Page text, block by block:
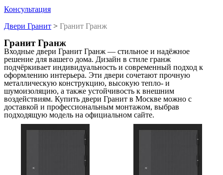
Консультация
Двери Гранит > Гранит Гранж
Гранит Гранж
Входные двери Гранит Гранж — стильное и надёжное
решение для вашего дома. Дизайн в стиле гранж
подчёркивает индивидуальность и современный подход к
оформлению интерьера. Эти двери сочетают прочную
металлическую конструкцию, высокую тепло- и
шумоизоляцию, а также устойчивость к внешним
воздействиям. Купить двери Гранит в Москве можно с
доставкой и профессиональным монтажом, выбрав
подходящую модель на официальном сайте.